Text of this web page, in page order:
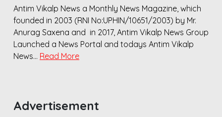
Antim Vikalp News a Monthly News Magazine, which
founded in 2003 (RNI No:UPHIN/10651/2003) by Mr.
Anurag Saxena and in 2017, Antim Vikalp News Group
Launched a News Portal and todays Antim Vikalp
News… Read More
Advertisement